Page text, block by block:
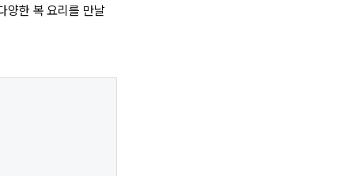
양한 복 요리를 만날